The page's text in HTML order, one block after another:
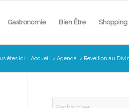
Gastronomie Bien Être Shopping
êtes ici : Accueil / Agenda / Reveillon au